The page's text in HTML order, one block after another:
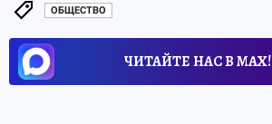
ОБЩЕСТВО
ЧИТАЙТЕ НАС В МАХ!